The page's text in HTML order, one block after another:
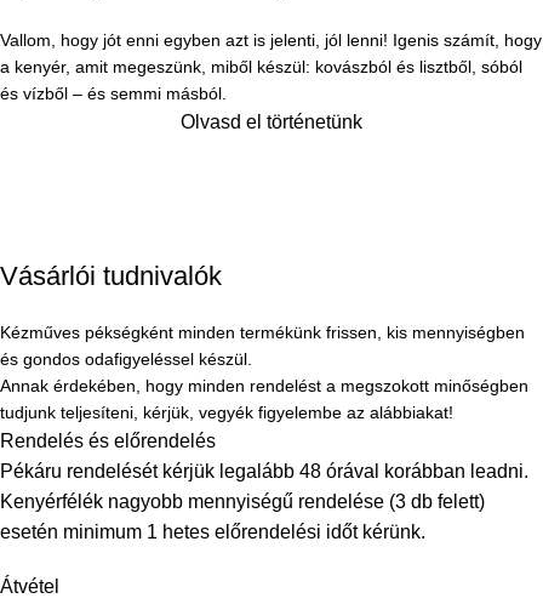
Vallom, hogy jót enni egyben azt is jelenti, jól lenni! Igenis számít, hogy
a kenyér, amit megeszünk, miből készül: kovászból és lisztből, sóból
és vízből – és semmi másból.
Olvasd el történetünk
Vásárlói tudnivalók
Kézműves pékségként minden termékünk frissen, kis mennyiségben
és gondos odafigyeléssel készül.
Annak érdekében, hogy minden rendelést a megszokott minőségben
tudjunk teljesíteni, kérjük, vegyék figyelembe az alábbiakat!
Rendelés és előrendelés
Pékáru rendelését kérjük legalább 48 órával korábban leadni.
Kenyérfélék nagyobb mennyiségű rendelése (3 db felett)
esetén minimum 1 hetes előrendelési időt kérünk.
Átvétel